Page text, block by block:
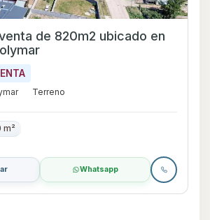
de 820m2 ubicado en
Terreno
m²
Whatsapp